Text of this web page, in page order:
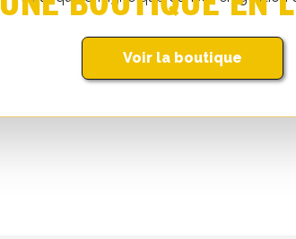
Voir la boutique